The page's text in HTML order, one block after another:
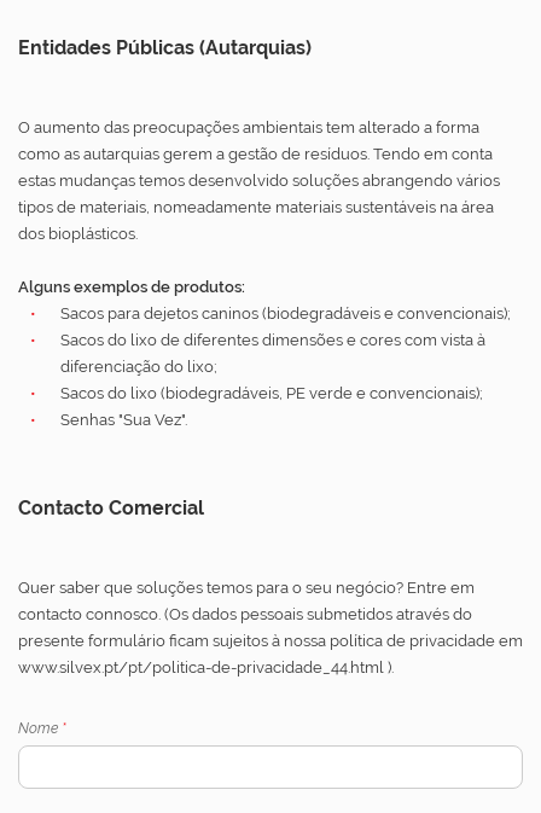
Entidades Públicas (Autarquias)
O aumento das preocupações ambientais tem alterado a forma
como as autarquias gerem a gestão de resíduos. Tendo em conta
estas mudanças temos desenvolvido soluções abrangendo vários
tipos de materiais, nomeadamente materiais sustentáveis na área
dos bioplásticos.
Alguns exemplos de produtos:
Sacos para dejetos caninos (biodegradáveis e convencionais);
Sacos do lixo de diferentes dimensões e cores com vista à
diferenciação do lixo;
Sacos do lixo (biodegradáveis, PE verde e convencionais);
Senhas "Sua Vez".
Contacto Comercial
Quer saber que soluções temos para o seu negócio? Entre em
contacto connosco. (Os dados pessoais submetidos através do
presente formulário ficam sujeitos à nossa política de privacidade em
www.silvex.pt/pt/politica-de-privacidade_44.html ).
Nome *